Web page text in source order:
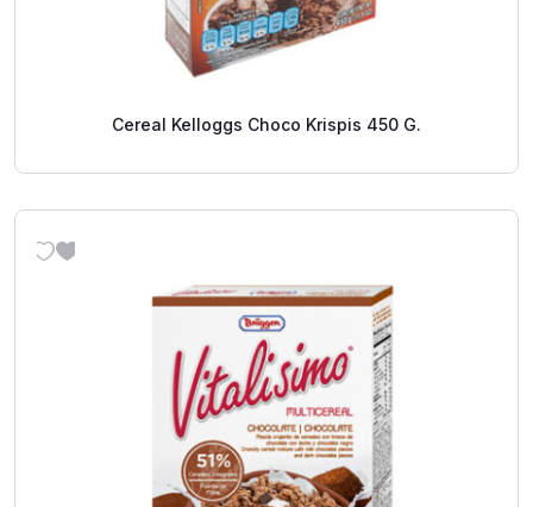
Cereal Kelloggs Choco Krispis 450 G.